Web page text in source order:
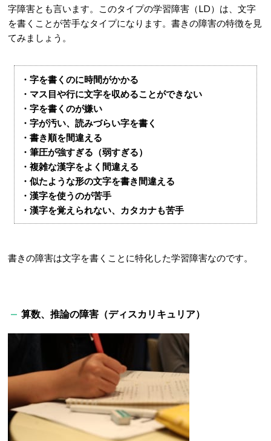
字障害とも言います。このタイプの学習障害（LD）は、文字
を書くことが苦手なタイプになります。書きの障害の特徴を見
てみましょう。
・字を書くのに時間がかかる
・マス目や行に文字を収めることができない
・字を書くのが嫌い
・字が汚い、読みづらい字を書く
・書き順を間違える
・筆圧が強すぎる（弱すぎる）
・複雑な漢字をよく間違える
・似たような形の文字を書き間違える
・漢字を使うのが苦手
・漢字を覚えられない、カタカナも苦手
書きの障害は文字を書くことに特化した学習障害なのです。
算数、推論の障害（ディスカリキュリア）